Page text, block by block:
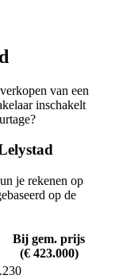
van een
inschakelt
je rekenen op
op de
Bij gem. prijs
(€ 423.000)